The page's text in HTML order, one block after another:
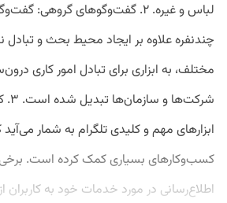
لباس و غیره. ۲. گفت‌وگو‌های گروهی:
چندنفره علاوه بر ایجاد محیط بحث و
مختلف، به ابزاری برای تبادل امور کاری
ابزارهای مهم و کلیدی تلگرام به شمار
کسب‌وکارهای بسیاری کمک کرده است.
اطلاع‌رسانی در مورد خدمات خود به کاربران